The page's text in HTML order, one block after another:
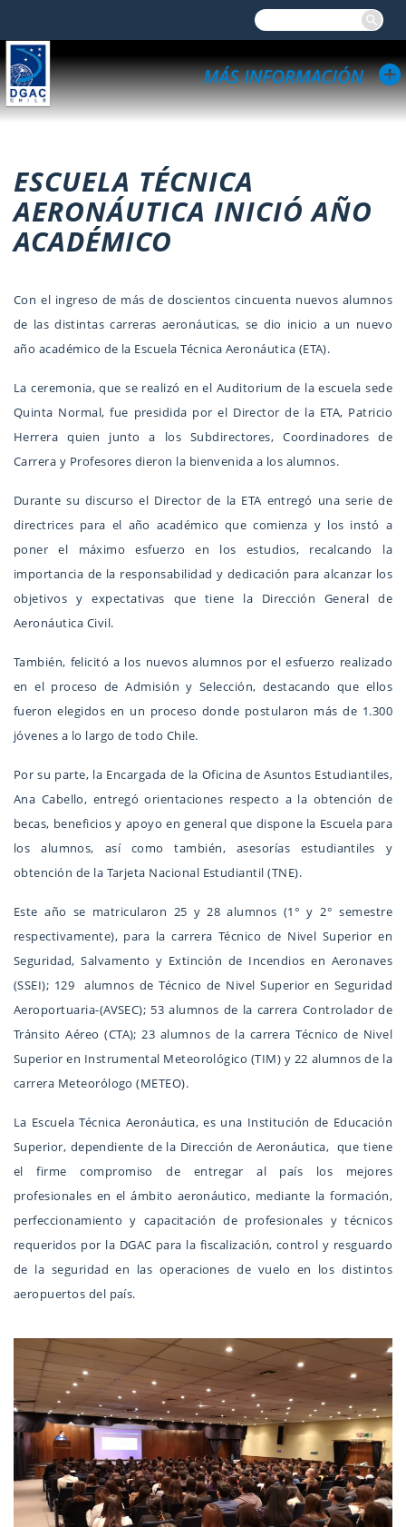
ESCUELA TÉCNICA
AERONÁUTICA INICIÓ AÑO
ACADÉMICO
Con el ingreso de más de doscientos cincuenta nuevos alumnos
de las distintas carreras aeronáuticas, se dio inicio a un nuevo
año académico de la Escuela Técnica Aeronáutica (ETA).
La ceremonia, que se realizó en el Auditorium de la escuela sede
Quinta Normal, fue presidida por el Director de la ETA, Patricio
Herrera quien junto a los Subdirectores, Coordinadores de
Carrera y Profesores dieron la bienvenida a los alumnos.
Durante su discurso el Director de la ETA entregó una serie de
directrices para el año académico que comienza y los instó a
poner el máximo esfuerzo en los estudios, recalcando la
importancia de la responsabilidad y dedicación para alcanzar los
objetivos y expectativas que tiene la Dirección General de
Aeronáutica Civil.
También, felicitó a los nuevos alumnos por el esfuerzo realizado
en el proceso de Admisión y Selección, destacando que ellos
fueron elegidos en un proceso donde postularon más de 1.300
jóvenes a lo largo de todo Chile.
Por su parte, la Encargada de la Oficina de Asuntos Estudiantiles,
Ana Cabello, entregó orientaciones respecto a la obtención de
becas, beneficios y apoyo en general que dispone la Escuela para
los alumnos, así como también, asesorías estudiantiles y
obtención de la Tarjeta Nacional Estudiantil (TNE).
Este año se matricularon 25 y 28 alumnos (1° y 2° semestre
respectivamente), para la carrera Técnico de Nivel Superior en
Seguridad, Salvamento y Extinción de Incendios en Aeronaves
(SSEI); 129 alumnos de Técnico de Nivel Superior en Seguridad
Aeroportuaria-(AVSEC); 53 alumnos de la carrera Controlador de
Tránsito Aéreo (CTA); 23 alumnos de la carrera Técnico de Nivel
Superior en Instrumental Meteorológico (TIM) y 22 alumnos de la
carrera Meteorólogo (METEO).
La Escuela Técnica Aeronáutica, es una Institución de Educación
Superior, dependiente de la Dirección de Aeronáutica, que tiene
el firme compromiso de entregar al país los mejores
profesionales en el ámbito aeronáutico, mediante la formación,
perfeccionamiento y capacitación de profesionales y técnicos
requeridos por la DGAC para la fiscalización, control y resguardo
de la seguridad en las operaciones de vuelo en los distintos
aeropuertos del país.